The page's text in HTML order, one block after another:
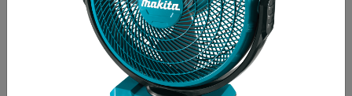
Kategóriák
Stihl aprítógépek
Stihl ágvágó gépek